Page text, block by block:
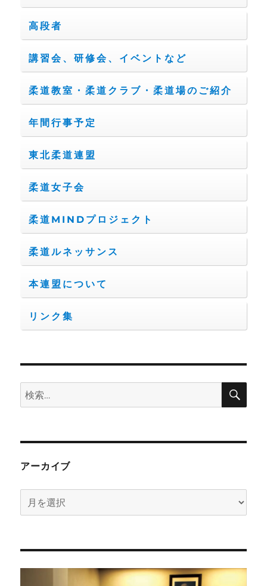
高段者
講習会、研修会、イベントなど
柔道教室・柔道クラブ・柔道場のご紹介
年間行事予定
東北柔道連盟
柔道女子会
柔道MINDプロジェクト
柔道ルネッサンス
本連盟について
リンク集
検
索:
検
アーカイブ
ー
イ